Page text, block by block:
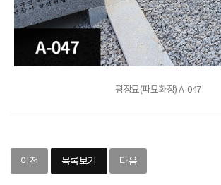
평장묘(파묘화장) A-047
이전 목록보기 다음